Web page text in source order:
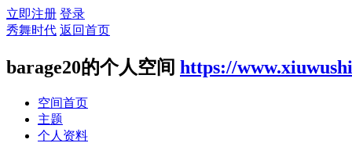
立即注册 登录
秀舞时代 返回首页
barage20的个人空间 https://
空间首页
主题
个人资料